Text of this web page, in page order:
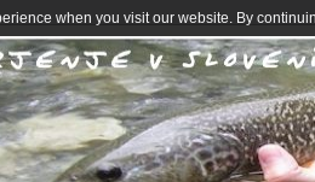
when you visit our website. By